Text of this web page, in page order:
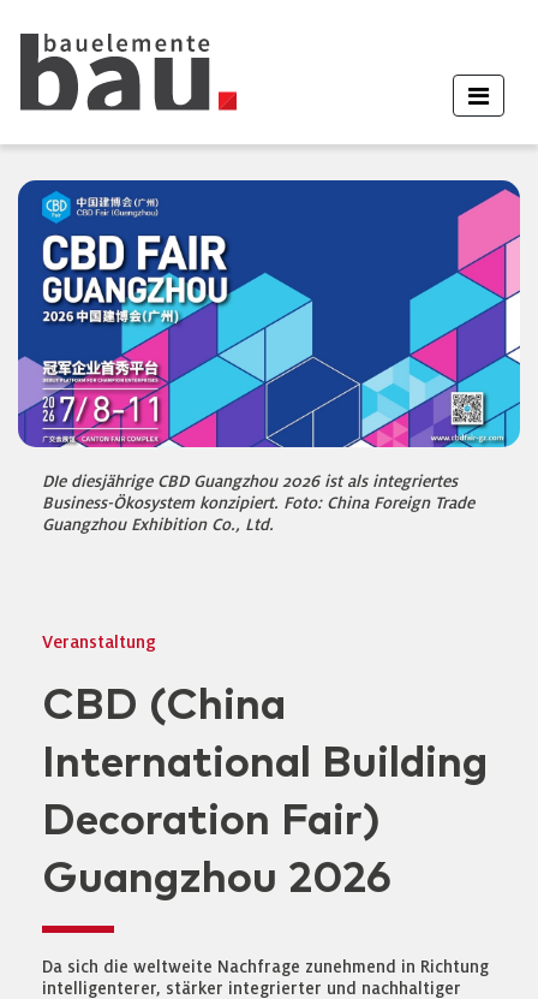
DIe diesjährige CBD Guangzhou 2026 ist als integriertes
Business-Ökosystem konzipiert. Foto: China Foreign Trade
Guangzhou Exhibition Co., Ltd.
Veranstaltung
CBD (China
International Building
Decoration Fair)
Guangzhou 2026
Da sich die weltweite Nachfrage zunehmend in Richtung
intelligenterer, stärker integrierter und nachhaltiger